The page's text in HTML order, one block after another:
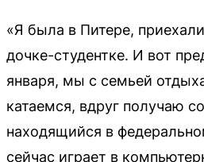
«Я была в Питере,
дочке-студентке. И вот
января, мы с семьей
катаемся, вдруг получаю
находящийся в
сейчас играет в